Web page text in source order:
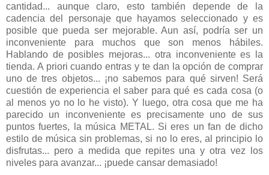
cantidad... aunque claro, esto también depende de la
cadencia del personaje que hayamos seleccionado y es
posible que pueda ser mejorable. Aun así, podría ser un
inconveniente para muchos que son menos hábiles.
Hablando de posibles mejoras... otra inconveniente es la
tienda. A priori cuando entras y te dan la opción de comprar
uno de tres objetos... ¡no sabemos para qué sirven! Será
cuestión de experiencia el saber para qué es cada cosa (o
al menos yo no lo he visto). Y luego, otra cosa que me ha
parecido un inconveniente es precisamente uno de sus
puntos fuertes, la música METAL. Si eres un fan de dicho
estilo de música sin problemas, si no lo eres, al principio lo
disfrutas... pero a medida que repites una y otra vez los
niveles para avanzar... ¡puede cansar demasiado!